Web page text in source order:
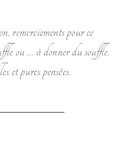
pour ce
ou … à donner du souffle.
et pures pensées.